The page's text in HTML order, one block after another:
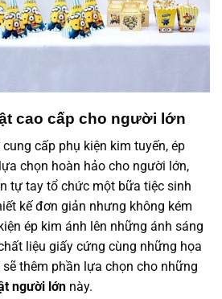
cao cấp cho người lớn
cấp phụ kiện kim tuyến, ép
chọn hoàn hảo cho người lớn,
tự tay tổ chức một bữa tiệc sinh
kế đơn giản nhưng không kém
ép kim ánh lên những ánh sáng
liệu giấy cứng cùng những họa
thêm phần lựa chọn cho những
người lớn này.